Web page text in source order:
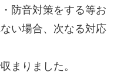
防音対策をする等お
い場合、次なる対応
まりました。